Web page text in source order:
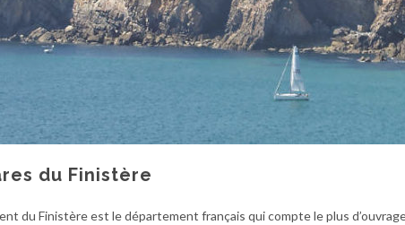
du Finistère
du Finistère est le département français qui compte le plus